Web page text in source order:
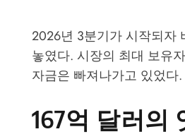
2026년 3분기가 시작되자
놓였다. 시장의 최대 보유
자금은 빠져나가고 있었
167억 달러의